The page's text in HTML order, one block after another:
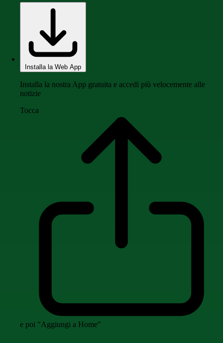
Installa la Web App
Installa la nostra App gratuita e accedi più velocemente alle
notizie
Tocca
e poi "Aggiungi a Home"